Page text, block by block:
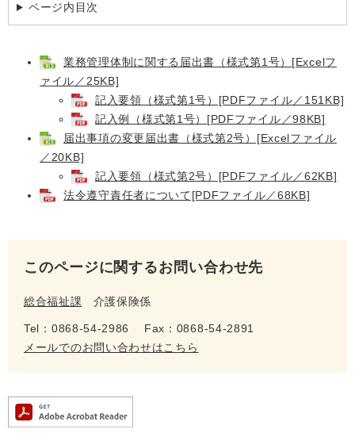
ページ内目次
業務管理体制に関する届出書（様式第1号）[Excelフ
ァイル／25KB]
記入要領（様式第1号）[PDFファイル／151KB]
記入例（様式第1号）[PDFファイル／98KB]
届出事項の変更届出書（様式第2号）[Excelファイル
／20KB]
記入要領（様式第2号）[PDFファイル／62KB]
法令遵守責任者について[PDFファイル／68KB]
このページに関するお問い合わせ先
総合福祉課 介護保険係
Tel：0868-54-2986
Fax：0868-54-2891
メールでのお問い合わせはこちら